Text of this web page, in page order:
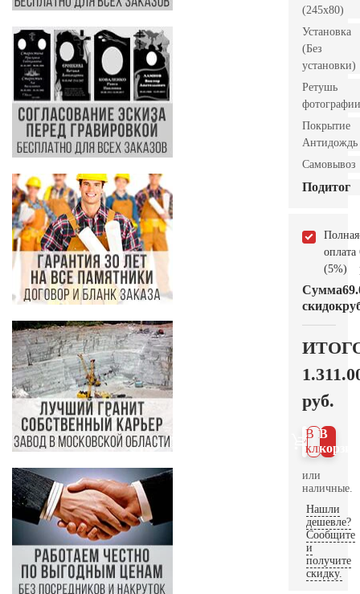
(245x80)
Установка
(Без
установки)
Ретушь
фотографии
Покрытие
Антидождь
Самовывоз
Подитог
Полная
оплата
(5%)
Сумма
скидок
руб.
В
В 1
клик
или
наличные.
Нашли
дешевле?
Сообщите
и
получите
скидку.